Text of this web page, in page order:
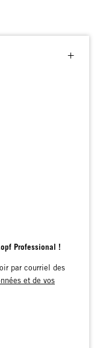
Professional !
par courriel des
et de vos